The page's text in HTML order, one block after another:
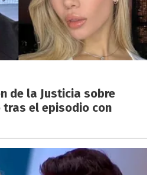
de la Justicia sobre
tras el episodio con